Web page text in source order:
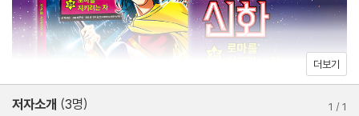
위해 헌신하던 브루투스가 전사하고 만다. 그 후 홀로 집정관을 맡게
된 발레리우스는 또다시 로마의 왕좌를 노리며 에트루리아의 포르
세나왕을 등에 업고 침략을 감행한 타르퀴니우스와 맞서 싸워야 하
는데…! 과연 로마는 타르퀴니우스의 침략을 물리치고 공화정 체제
6. 성산의 신관들 · 182
7. 포룸 로마눔 · 184
9. 명화로 보는 그리스 로마 신화 · 188
10. 신화 TALK 신화, 무엇이든 물어보세요! · 189
더보기
저자소개 (3명) 1 /1